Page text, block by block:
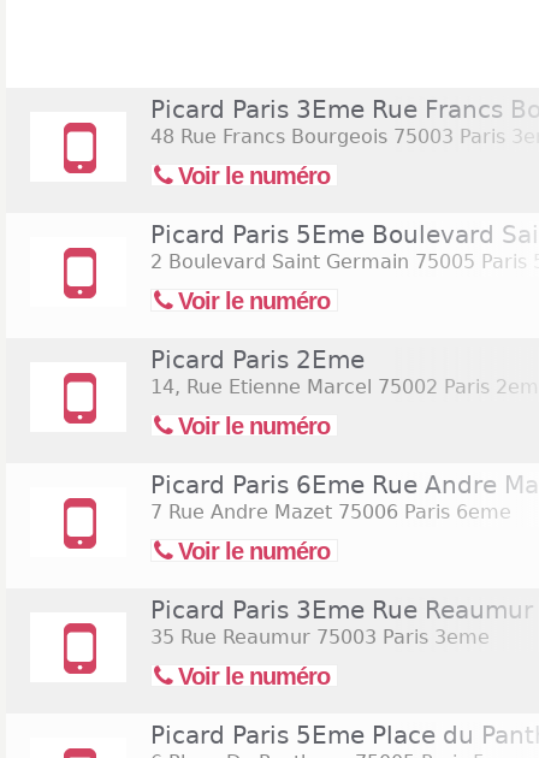
Picard Paris 3Eme Rue Francs
48 Rue Francs Bourgeois 75003 Paris
Voir le numéro
Picard Paris 5Eme Boulevard
2 Boulevard Saint Germain 75005 Paris
Voir le numéro
Picard Paris 2Eme
14, Rue Etienne Marcel 75002 Paris
Voir le numéro
Picard Paris 6Eme Rue Andre
7 Rue Andre Mazet 75006 Paris 6eme
Voir le numéro
Picard Paris 3Eme Rue Reaumur
35 Rue Reaumur 75003 Paris 3eme
Voir le numéro
Picard Paris 5Eme Place du